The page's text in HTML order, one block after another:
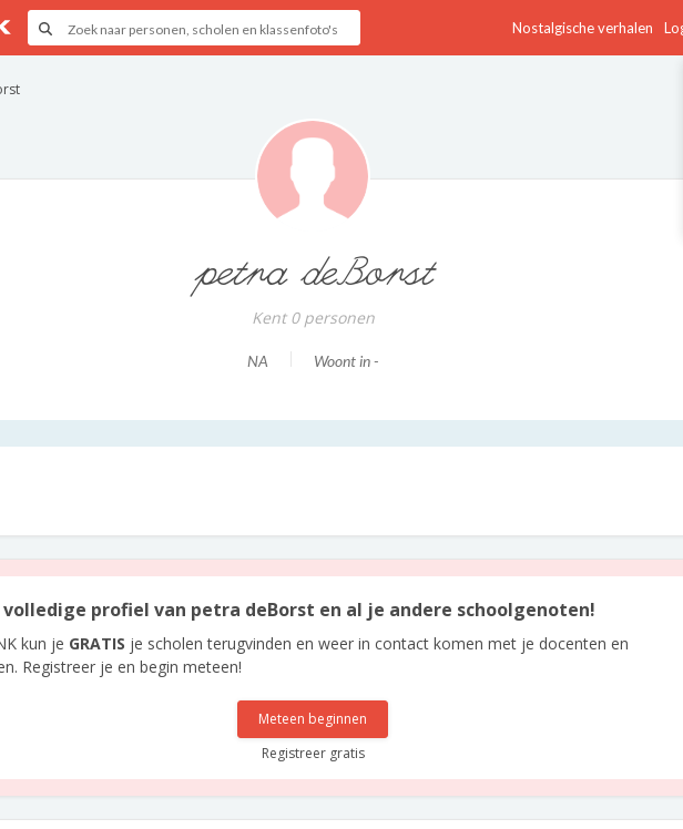
Nostalgische verhalen
petra deBorst
Kent 0 personen
NA Woont in -
profiel van petra deBorst en al je andere schoolgenoten!
kun je GRATIS je scholen terugvinden en weer in contact komen met je docenten en
Registreer je en begin meteen!
Meteen beginnen
Registreer gratis